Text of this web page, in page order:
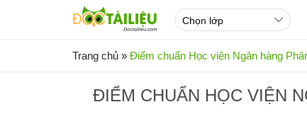
Trang chủ » Điểm chuẩn Học viện Ngân hàng
ĐIỂM CHUẨN HỌC VIỆN